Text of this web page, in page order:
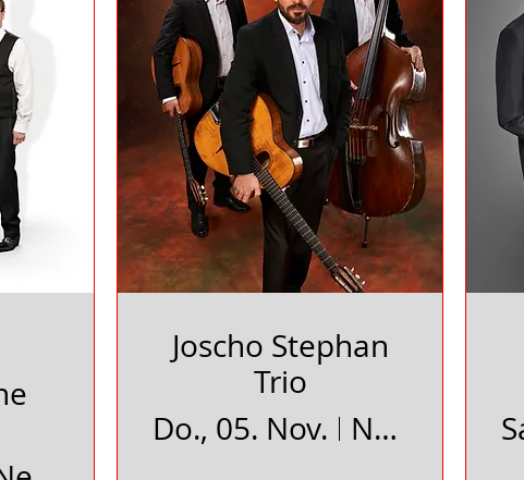
Joscho Stephan
Trio
Do., 05. Nov.
Neues Schauspielhaus Uelzen